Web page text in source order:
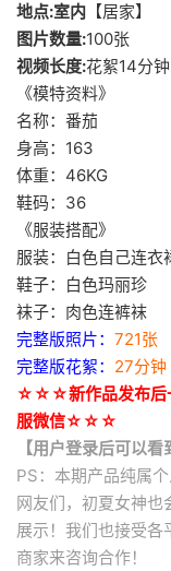
地点:室内 【居家】
图片数量:100张
视频长度:花絮14分
《模特资料》
名称：番茄
身高：163
体重：46KG
鞋码：36
《服装搭配》
服装：白色自己连衣
鞋子：白色玛丽珍
袜子：肉色连裤袜
完整版照片： 721张
完整版花絮： 27分钟
☆☆☆新作品发布后
服微信☆☆☆
【用户登录后可以看
PS：本期产品纯属
网友们，初夏女神也
展示！我们也接受各
商家来咨询合作！